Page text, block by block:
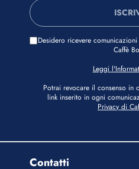
Desidero ricevere
Caffè
Leggi
Potrai revocare il consenso in
link inserito in ogni
Privacy di
Contatti